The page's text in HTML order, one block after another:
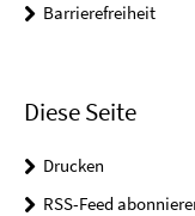
Barrierefreiheit
Diese Seite
Drucken
RSS-Feed